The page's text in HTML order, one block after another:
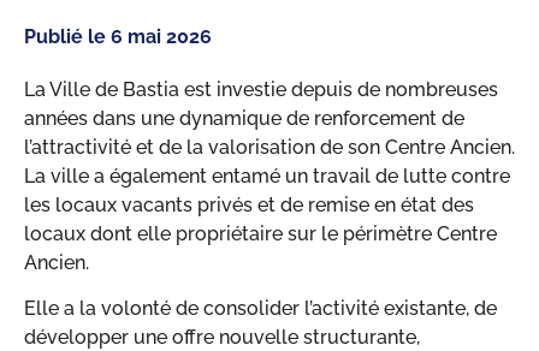
Publié le 6 mai 2026
La Ville de Bastia est investie depuis de nombreuses
années dans une dynamique de renforcement de
l’attractivité et de la valorisation de son Centre Ancien.
La ville a également entamé un travail de lutte contre
les locaux vacants privés et de remise en état des
locaux dont elle propriétaire sur le périmètre Centre
Ancien.
Elle a la volonté de consolider l’activité existante, de
développer une offre nouvelle structurante,